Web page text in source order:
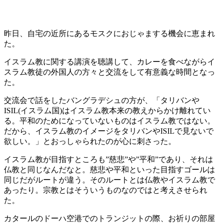
昨日、自宅の近所にあるモスクにおじゃまする機会に恵まれ
た。
イスラム教に関する講演を聴講して、カレーを食べながらイ
スラム教徒の外国人の方々と交流をして有意義な時間となっ
た。
交流会で話をしたバングラデシュの方が、「タリバンや
ISIL(イスラム国)はイスラム教本来の教えからかけ離れてい
る。平和のためになっていないものはイスラム教ではない。
だから、イスラム教のイメージをタリバンやISILで見ないで
欲しい。」とおっしゃられたのが心に刺さった。
イスラム教が目指すところも”慈悲”や”平和”であり、それは
仏教と同じなんだなと。慈悲や平和といった目指すゴールは
同じだがルートが違う。そのルートとは仏教やイスラム教で
あったり。宗教とはそういうものなのではと考えさせられ
た。
カタールのドーハ空港でのトランジットの際、お祈りの部屋